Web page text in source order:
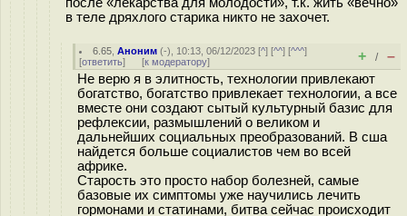
в теле дряхлого старика никто не захочет.
6.65 ,Аноним (-), 10:13, 06/12/2023 [^] [^^] [^^^]
[ответить] [к модератору] + / –
Не верю я в элитность, технологии привлекают
богатство, богатство привлекает технологии, а все
вместе они создают сытый культурный базис для
рефлексии, размышлений о великом и
дальнейших социальных преобразований. В сша
найдется больше социалистов чем во всей
африке.
Старость это просто набор болезней, самые
базовые их симптомы уже научились лечить
гормонами и статинами, битва сейчас происходит